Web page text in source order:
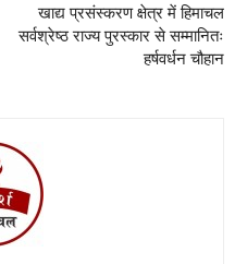
खाद्य प्रसंस्करण क्षेत्र में हिमाचल
सर्वश्रेष्ठ राज्य पुरस्कार से सम्मानितः
हर्षवर्धन चौहान